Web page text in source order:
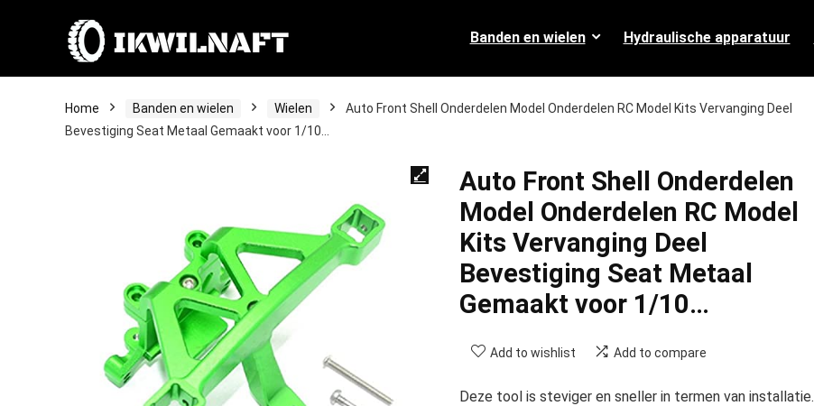
Banden en wielen Hydraulische apparatuur
Home Banden en wielen Wielen
Auto Front Shell Onderdelen Model Onderdelen RC Model Kits Vervanging Deel
Bevestiging Seat Metaal Gemaakt voor 1/10…
Auto Front Shell Onderdelen
Model Onderdelen RC Model
Kits Vervanging Deel
Bevestiging Seat Metaal
Gemaakt voor 1/10…
Add to wishlist Add to compare
Deze tool is steviger en sneller in termen van installatie.